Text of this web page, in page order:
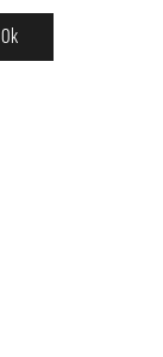
Ok